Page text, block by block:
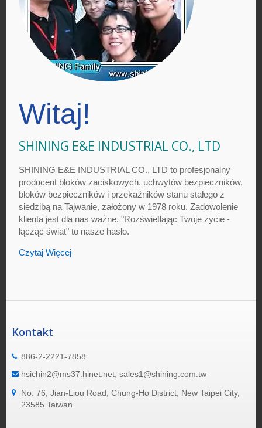
Witaj!
SHINING E&E INDUSTRIAL CO., LTD
SHINING E&E INDUSTRIAL CO., LTD to profesjonalny
producent bloków zaciskowych, uchwytów bezpieczników,
bloków bezpieczników i przekaźników stanu stałego z
siedzibą na Tajwanie, założony w 1978 roku. Zadowolenie
klienta jest dla nas ważne. "Rozświetlając Twoje życie -
łącząc świat" to nasze hasło.
Czytaj Więcej
Kontakt
886-2-2221-7858
hsichin2@ms37.hinet.net, sales1@shining.com.tw
No. 76, Jian-Liou Road, Chung-Ho District, New Taipei City,
23585 Taiwan